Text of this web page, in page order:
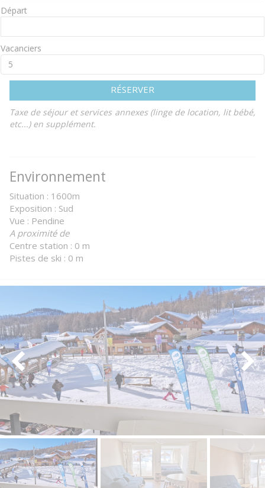
Départ
Vacanciers
RÉSERVER
Taxe de séjour et services annexes (linge de location, lit bébé,
etc...) en supplément.
Environnement
Situation : 1600m
Exposition : Sud
Vue : Pendine
A proximité de
Centre station : 0 m
Pistes de ski : 0 m